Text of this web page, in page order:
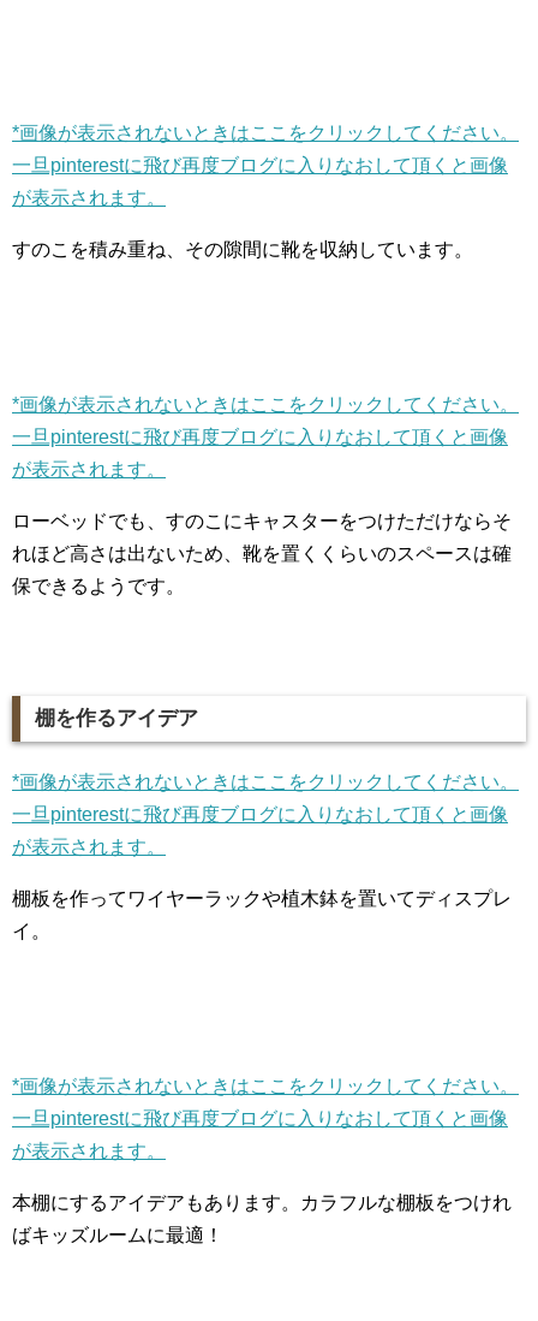
*画像が表示されないときはここをクリックしてください。
一旦pinterestに飛び再度ブログに入りなおして頂くと画像
が表示されます。
すのこを積み重ね、その隙間に靴を収納しています。
*画像が表示されないときはここをクリックしてください。
一旦pinterestに飛び再度ブログに入りなおして頂くと画像
が表示されます。
ローベッドでも、すのこにキャスターをつけただけならそ
れほど高さは出ないため、靴を置くくらいのスペースは確
保できるようです。
棚を作るアイデア
*画像が表示されないときはここをクリックしてください。
一旦pinterestに飛び再度ブログに入りなおして頂くと画像
が表示されます。
棚板を作ってワイヤーラックや植木鉢を置いてディスプレ
イ。
*画像が表示されないときはここをクリックしてください。
一旦pinterestに飛び再度ブログに入りなおして頂くと画像
が表示されます。
本棚にするアイデアもあります。カラフルな棚板をつけれ
ばキッズルームに最適！